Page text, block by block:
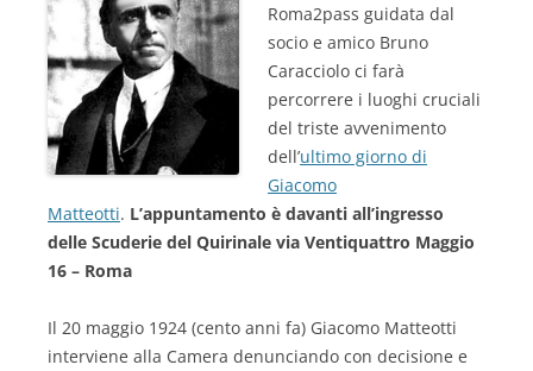
Roma2pass guidata dal
socio e amico Bruno
Caracciolo ci farà
percorrere i luoghi cruciali
del triste avvenimento
dell’ultimo giorno di
Giacomo
Matteotti. L’appuntamento è davanti all’ingresso
delle Scuderie del Quirinale via Ventiquattro Maggio
16 – Roma
Il 20 maggio 1924 (cento anni fa) Giacomo Matteotti
interviene alla Camera denunciando con decisione e